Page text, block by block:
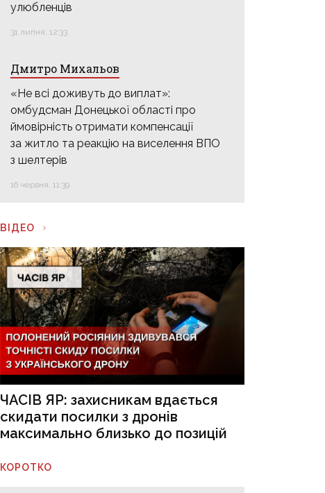
улюбленців
31 липня, 12:33
Дмитро Михальов
«Не всі доживуть до виплат»:
омбудсман Донецької області про
ймовірність отримати компенсації
за житло та реакцію на виселення ВПО
з шелтерів
16 червня, 11:39
ВІДЕО
ЧАСІВ ЯР: захисникам вдається
скидати посилки з дронів
максимально близько до позицій
КОРОТКО